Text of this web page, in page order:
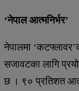
‘नेपाल आत्मनिर्भर’
नेपालमा
सजावटका लागि
छ । ९० प्रतिशत